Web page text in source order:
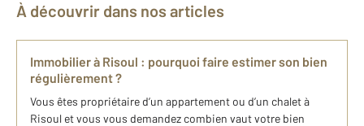
À découvrir dans nos articles
Immobilier à Risoul : pourquoi faire estimer son bien
régulièrement ?
Vous êtes propriétaire d’un appartement ou d’un chalet à
Risoul et vous vous demandez combien vaut votre bien